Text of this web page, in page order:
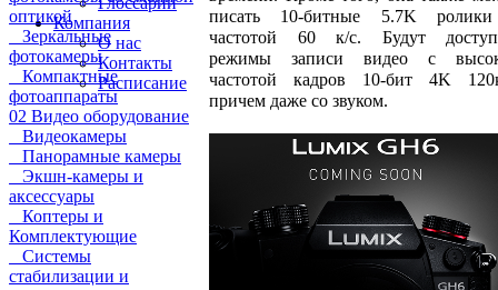
Компания
О нас
Контакты
Расписание
оптикой
Зеркальные
фотокамеры
Компактные
фотоаппараты
02 Видео оборудование
Видеокамеры
Панорамные камеры
Экшн-камеры и
аксессуары
Коптеры и
Комплектующие
Системы
стабилизации и
писать 10-битные 5.7K
частотой 60 к/с. Будут
режимы записи видео с
частотой кадров 10-бит 4K
причем даже со звуком.